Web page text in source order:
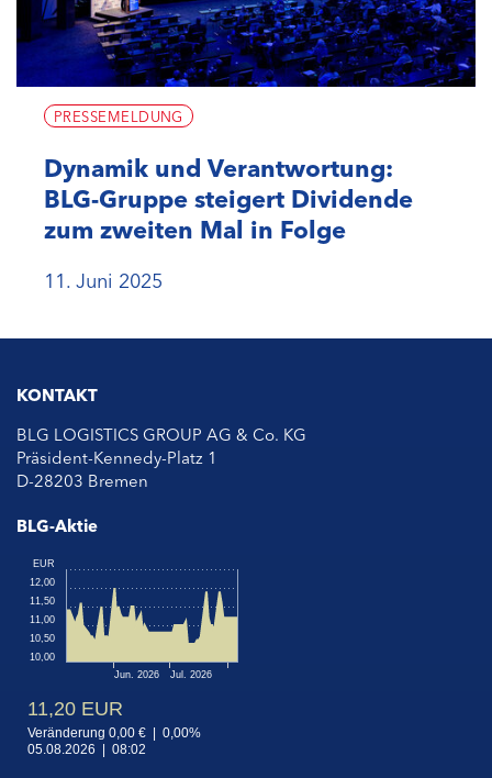
PRESSEMELDUNG
Dynamik und Verantwortung:
BLG-Gruppe steigert Dividende
zum zweiten Mal in Folge
11. Juni 2025
KONTAKT
BLG LOGISTICS GROUP AG & Co. KG
Präsident-Kennedy-Platz 1
D-28203 Bremen
BLG-Aktie